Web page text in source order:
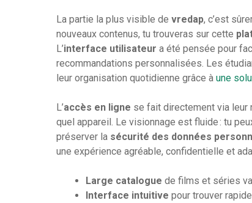
La partie la plus visible de vredap, c’est
nouveaux contenus, tu trouveras sur cette
L’interface utilisateur a été pensée pour
recommandations personnalisées. Les
leur organisation quotidienne grâce à une
L’accès en ligne se fait directement via leur
quel appareil. Le visionnage est fluide : tu
préserver la sécurité des données
une expérience agréable, confidentielle et
Large catalogue de films et séries
Interface intuitive pour trouver